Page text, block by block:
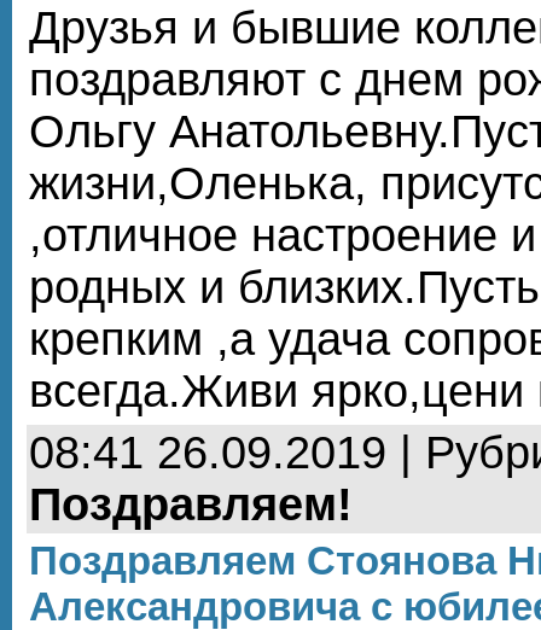
Друзья и бывшие
поздравляют с днем
Ольгу
жизни,Оленька,
,отличное настроение
родных и
крепким ,а удача
всегда.Живи
08:41 26.09.2019 |
Поздравляем!
Поздравляем Стоянова
Александровича с